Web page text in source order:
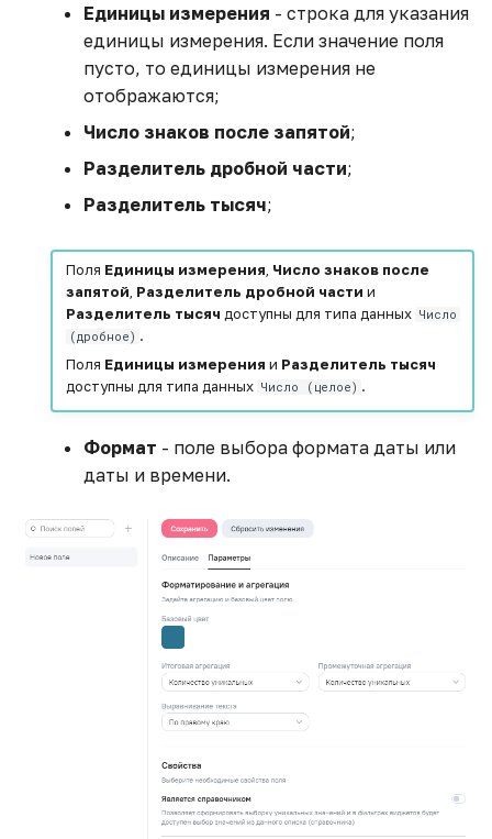
Единицы измерения - строка для указания
единицы измерения. Если значение поля
пусто, то единицы измерения не
отображаются;
Число знаков после запятой;
Разделитель дробной части;
Разделитель тысяч;
Поля Единицы измерения Число знаков после
запятой Разделитель дробной части и
Разделитель тысяч доступны для типа данных Число
(дробное) .
Поля Единицы измерения и Разделитель тысяч
доступны для типа данных Число (целое) .
Формат - поле выбора формата даты или
даты и времени.